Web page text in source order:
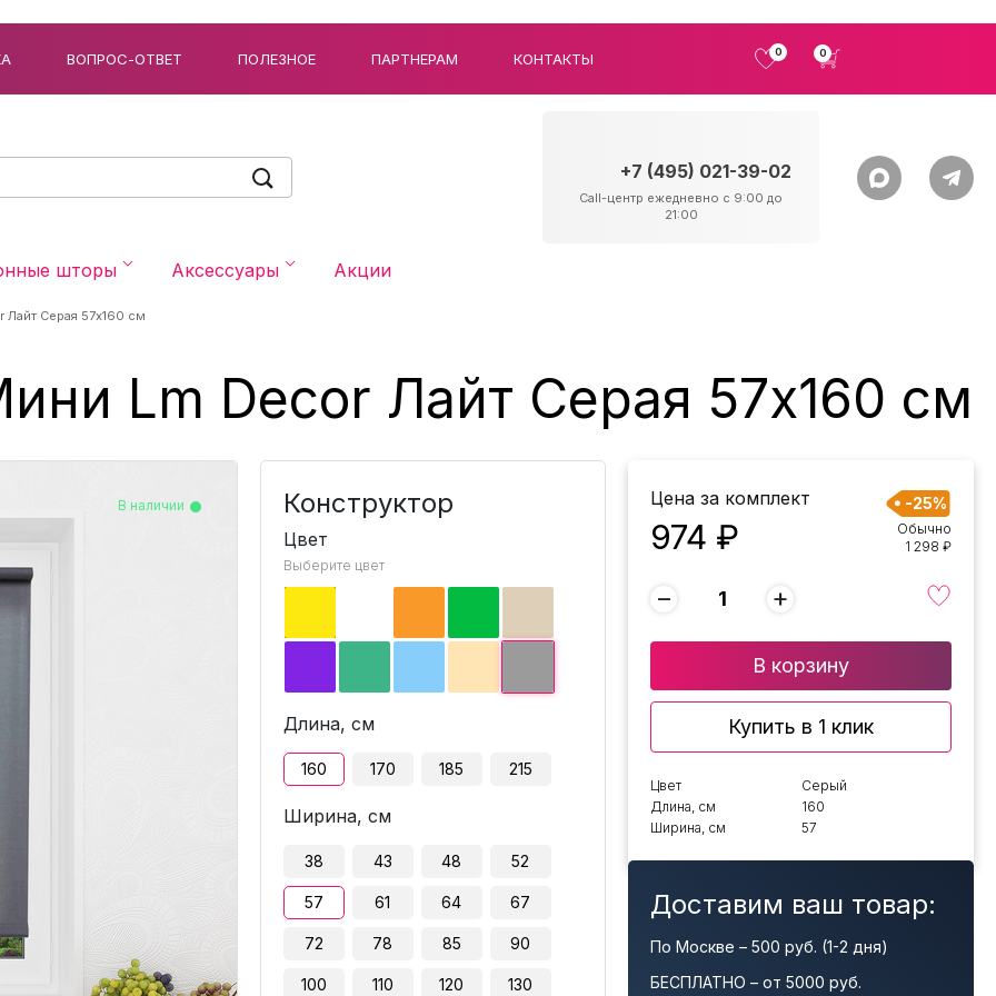
ВОПРОС-ОТВЕТ ПОЛЕЗНОЕ ПАРТНЕРАМ КОНТАКТЫ 0 0
+7 (495) 021-39-02
Call-центр ежедневно с 9:00 до
21:00
шторы Аксессуары Акции
Лайт Серая 57x160 см
Lm Decor Лайт Серая 57x160 см
В наличии
В наличии
В наличии
В наличии
В наличии
В наличии
В наличии
В наличии
В наличии
В наличии
В наличии Конструктор
Цвет
Выберите цвет
Длина, см
160 170 185 215
Ширина, см
38 43 48 52
57 61 64 67
72 78 85 90
100 110 120 130
Цена за комплект
974 ₽
-25%
Обычно
1 298 ₽
− +
В корзину
Купить в 1 клик
Цвет
Серый
Длина, см
160
Ширина, см
57
Доставим ваш товар:
По Москве – 500 руб. (1-2 дня)
БЕСПЛАТНО – от 5000 руб.